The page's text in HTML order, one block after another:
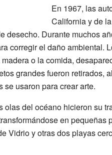
En 1967, las
California y de
desecho. Durante muchos
corregir el daño ambiental.
o la comida,
grandes fueron retirados,
se usaron para crear arte.
olas del océano hicieron su
en
Vidrio y otras dos playas